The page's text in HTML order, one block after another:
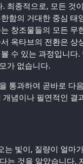
최종적으로, 모든 것
함의 거대한 중심 태
창조물들의 모든 무
옥타브의 전환은 상
수 있는 과정입니다.
가 없습니다.
통과하여 곧바로 다
념이나 필연적인 결
빛이, 질량이 얼마
는 것을 알았습니다.